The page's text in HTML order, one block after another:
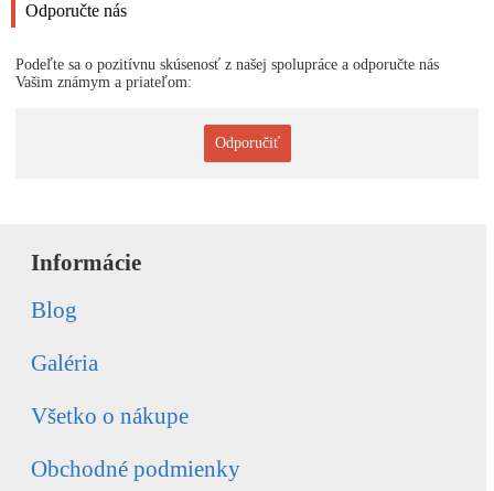
Odporučte nás
Podeľte sa o pozitívnu skúsenosť z našej spolupráce a odporučte nás
Vašim známym a priateľom:
Odporučiť
Informácie
Blog
Galéria
Všetko o nákupe
Obchodné podmienky